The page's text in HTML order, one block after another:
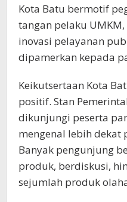
Kota Batu bermotif
tangan pelaku
inovasi pelayanan
dipamerkan kepada
Keikutsertaan Kota
positif. Stan
dikunjungi peserta
mengenal lebih dekat
Banyak pengunjung
produk, berdiskusi,
sejumlah produk